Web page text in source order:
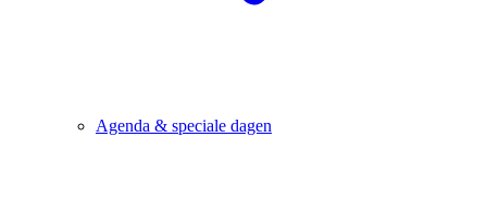
Agenda & speciale dagen